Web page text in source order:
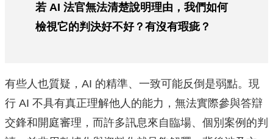
若 AI 法官無法清楚說明理由，我們如何
檢視它的判決好不好？有沒有瑕疵？
有些人也質疑，AI 的精準、一致可能反倒是弱點。現
行 AI 不具有真正理解他人的能力，無法實際參與答辯
交鋒和開庭審理，而許多訊息來自臨場、個別案例的判